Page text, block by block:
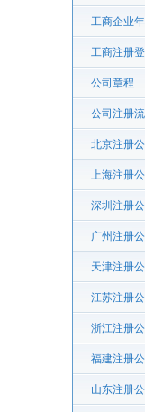
工商企业
工商注册
公司章程
公司注册
北京注册公
上海注册公
深圳注册公
广州注册公
天津注册公
江苏注册公
浙江注册
福建注册公
山东注册公